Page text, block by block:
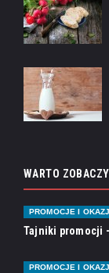
WARTO
PROMOCJE I
Tajniki promocji
PROMOCJE I